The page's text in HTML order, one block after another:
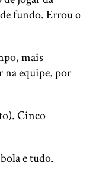
fundo. Errou o
mais
na equipe, por
Cinco
e tudo.